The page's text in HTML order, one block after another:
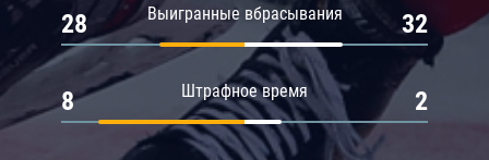
Выигранные вбрасывания
28 32
Штрафное время
8 2